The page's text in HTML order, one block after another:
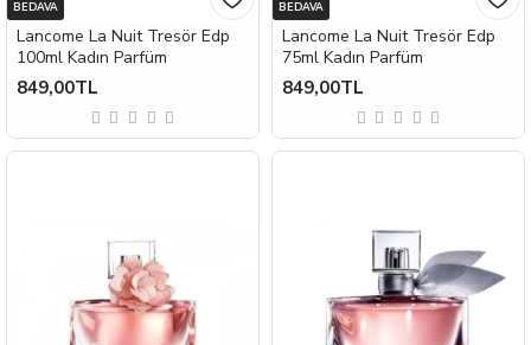
BEDAVA
Lancome La Nuit Tresör Edp
100ml Kadın Parfüm
849,00TL
BEDAVA
Lancome La Nuit Tresör Edp
75ml Kadın Parfüm
849,00TL